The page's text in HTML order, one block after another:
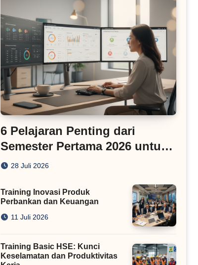
6 Pelajaran Penting dari
Semester Pertama 2026 untuk
Bisnis Digital
28 Juli 2026
Training Inovasi Produk
Perbankan dan Keuangan
11 Juli 2026
Training Basic HSE: Kunci
Keselamatan dan Produktivitas